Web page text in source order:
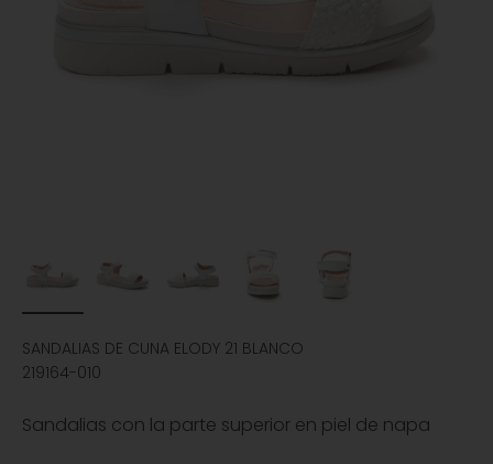
SANDALIAS DE CUNA ELODY 21 BLANCO
219164-010
Sandalias con la parte superior en piel de napa